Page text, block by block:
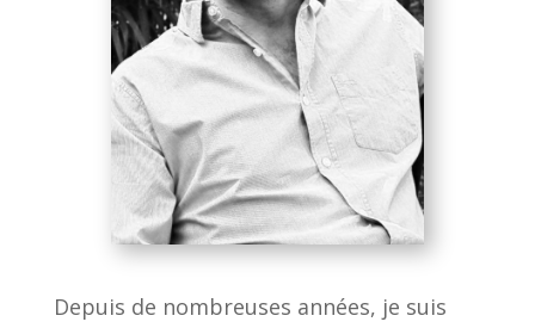
Depuis de nombreuses années, je suis